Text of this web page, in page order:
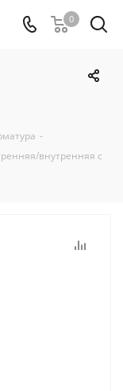
0
-
внутренняя с